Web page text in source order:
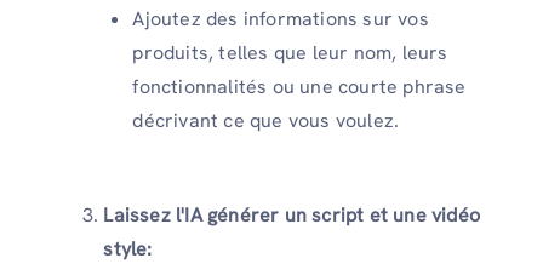
Ajoutez des informations sur vos
produits, telles que leur nom, leurs
fonctionnalités ou une courte phrase
décrivant ce que vous voulez.
Laissez l'IA générer un script et une vidéo
style: